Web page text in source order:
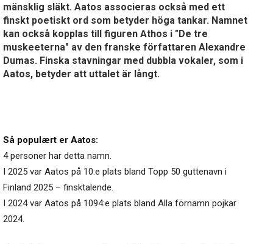
mänsklig släkt. Aatos associeras också med ett
finskt poetiskt ord som betyder höga tankar. Namnet
kan också kopplas till figuren Athos i "De tre
muskeeterna" av den franske författaren Alexandre
Dumas. Finska stavningar med dubbla vokaler, som i
Aatos, betyder att uttalet är långt.
Så populært er Aatos:
4 personer har detta namn.
I 2025 var Aatos på 10:e plats bland Topp 50 guttenavn i
Finland 2025 – finsktalende.
I 2024 var Aatos på 1094:e plats bland Alla förnamn pojkar
2024.